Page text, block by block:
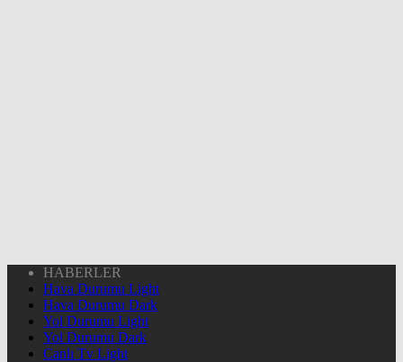
HABERLER
Hava Durumu Light
Hava Durumu Dark
Yol Durumu Light
Yol Durumu Dark
Canlı Tv Light